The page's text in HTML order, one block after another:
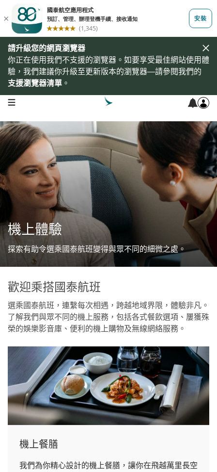
請升級您的網頁瀏覽器
你正在使用我們不支援的瀏覽器。如要享受最佳網站使用體
驗，我們建議你升級至更新版本的瀏覽器—請參閱我們的
支援瀏覽器清單 。
open navigation menu
機上體驗
探索有助令選乘國泰航班變得與眾不同的細微之處。
歡迎乘搭國泰航班
選乘國泰航班，連繫每次相遇，跨越地域界限，體驗非凡。
了解我們與眾不同的機上服務，包括各式餐飲選項、屢獲殊
榮的娛樂影音庫、便利的機上購物及無線網絡服務。
機上餐膳
我們為你精心設計的機上餐膳，讓你在飛越萬里長空